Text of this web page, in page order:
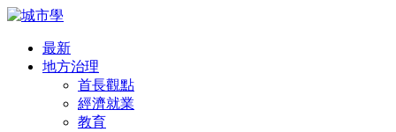
最新
地方治理
首長觀點
經濟就業
教育